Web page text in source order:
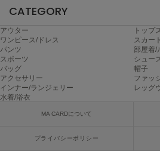
オルグ
ORR
オル
PATRICK
パトリック
フィリーチョコレート
CATEGORY
アウター
トップ
ワンピース/ドレス
スカート
パンツ
部屋着/
スポーツ
シュー
バッグ
帽子
アクセサリー
ファッ
インナー/ランジェリー
レッグ
水着/浴衣
MA CARDについて
プライバシーポリシー